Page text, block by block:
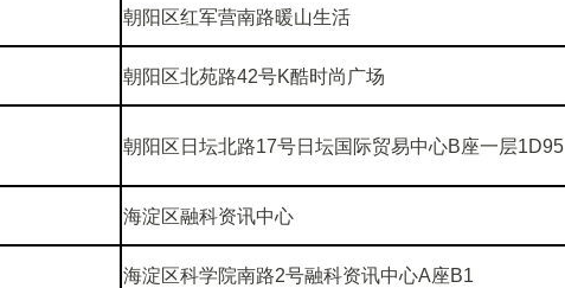
朝阳区红军营南路暖山生活
朝阳区北苑路42号K酷时尚广场
朝阳区日坛北路17号日坛国际贸易中心B座一层1D95
海淀区融科资讯中心
海淀区科学院南路2号融科资讯中心A座B1